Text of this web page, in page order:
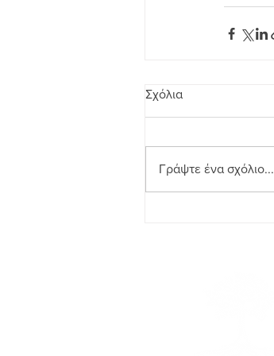
Σχόλια
Γράψτε ένα σχόλιο...